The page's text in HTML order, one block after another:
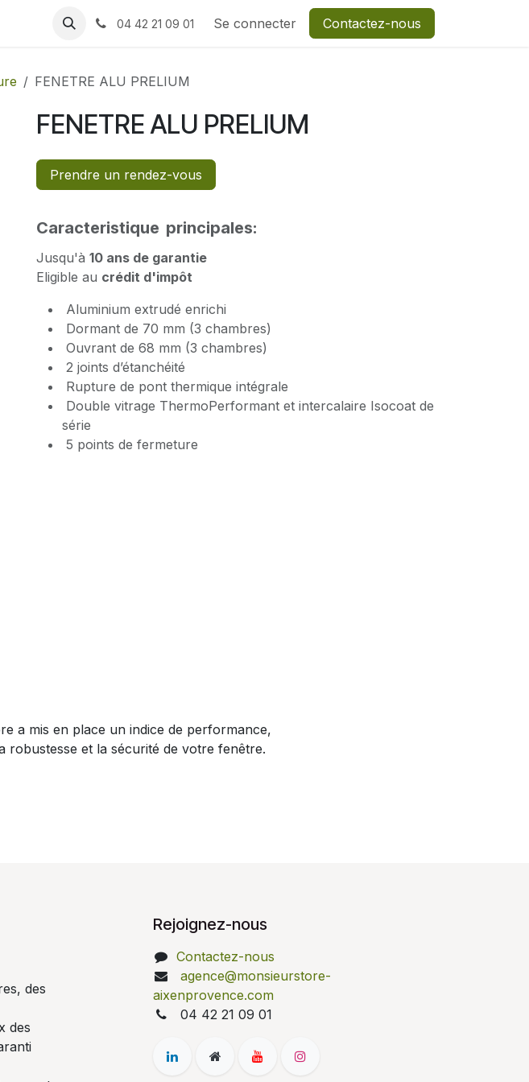
Recrutement04 42 21 09 01 Se connecter Contactez-nous
FENETRE ALU PRELIUM
FENETRE ALU PRELIUM
Prendre un rendez-vous
Caracteristique principales:
Jusqu'à 10 ans de garantie
Eligible au crédit d'impôt
Aluminium extrudé enrichi
Dormant de 70 mm (3 chambres)
Ouvrant de 68 mm (3 chambres)
2 joints d’étanchéité
Rupture de pont thermique intégrale
Double vitrage ThermoPerformant et intercalaire Isocoat de
série
5 points de fermeture
a mis en place un indice de performance,
robustesse et la sécurité de votre fenêtre.
des
des
Rejoignez-nous
Contactez-nous
agence@monsieurstore-
aixenprovence.com
04 42 21 09 01